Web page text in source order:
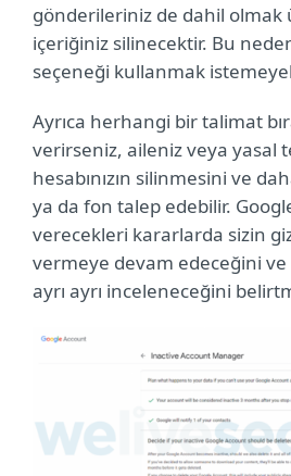
gönderileriniz de dahil olmak
içeriğiniz silinecektir. Bu
seçeneği kullanmak
Ayrıca herhangi bir talimat
verirseniz, aileniz veya yasal
hesabınızın silinmesini ve
ya da fon talep edebilir.
verecekleri kararlarda sizin
vermeye devam edeceğini
ayrı ayrı inceleneceğini